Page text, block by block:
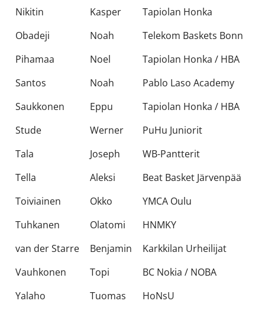
Nikitin Kasper
Tapiolan Honka
Obadeji
Noah
Telekom Baskets Bonn
Pihamaa
Noel
Tapiolan Honka / HBA
Santos
Noah
Pablo Laso Academy
Saukkonen
Eppu
Tapiolan Honka / HBA
Stude
Werner
PuHu Juniorit
Tala
Joseph
WB-Pantterit
Tella
Aleksi
Beat Basket Järvenpää
Toiviainen
Okko
YMCA Oulu
Tuhkanen
Olatomi
HNMKY
van der Starre
Benjamin
Karkkilan Urheilijat
Vauhkonen
Topi
BC Nokia / NOBA
Yalaho
Tuomas HoNsU